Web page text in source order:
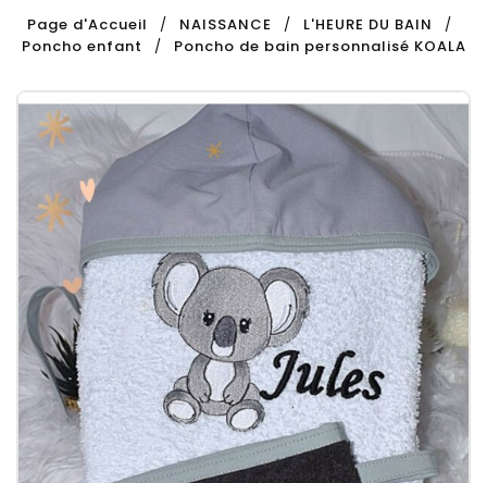
Page d'Accueil NAISSANCE
L'HEURE DU BAIN
Poncho enfant
Poncho de bain personnalisé KOALA